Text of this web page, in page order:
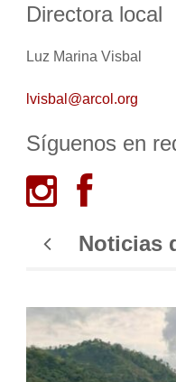
Directora local
Luz Marina Visbal
lvisbal@arcol.org
Síguenos en
Noticias